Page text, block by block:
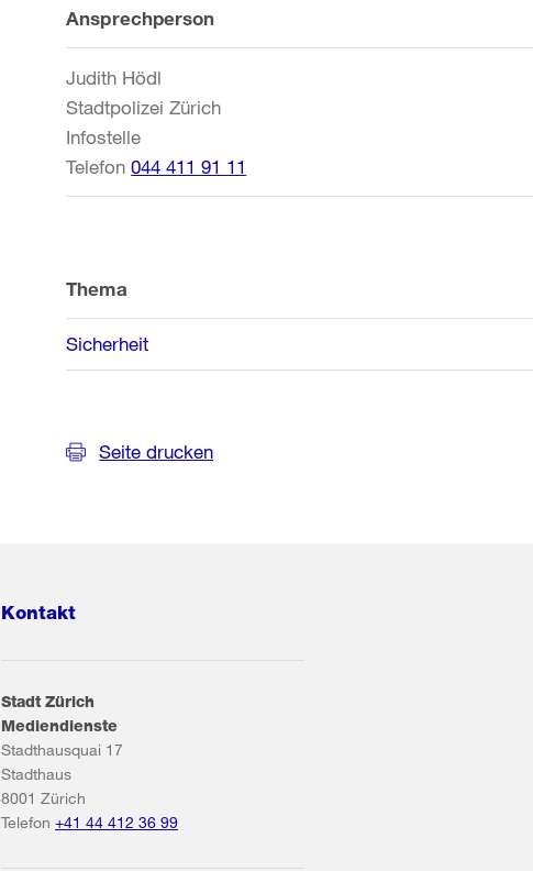
Weitere
Informationen
Ansprechperson
Judith Hödl
Stadtpolizei Zürich
Infostelle
Telefon 044 411 91 11
Thema
Sicherheit
Seite drucken
Kontakt
Stadt Zürich
Mediendienste
Stadthausquai 17
Stadthaus
8001 Zürich
Telefon +41 44 412 36 99